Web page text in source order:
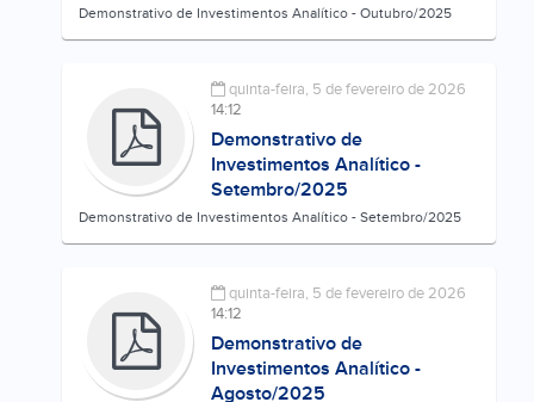
Demonstrativo de Investimentos Analítico - Outubro/2025
quinta-feira, 5 de fevereiro de 2026
14:12
Demonstrativo de
Investimentos Analítico -
Setembro/2025
Demonstrativo de Investimentos Analítico - Setembro/2025
quinta-feira, 5 de fevereiro de 2026
14:12
Demonstrativo de
Investimentos Analítico -
Agosto/2025